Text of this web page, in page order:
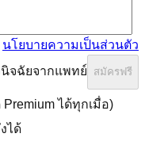
นโยบายความเป็นส่วนตัว
จฉัยจากแพทย์ สมัครฟรี
ได้ทุกเมื่อ)
ได้